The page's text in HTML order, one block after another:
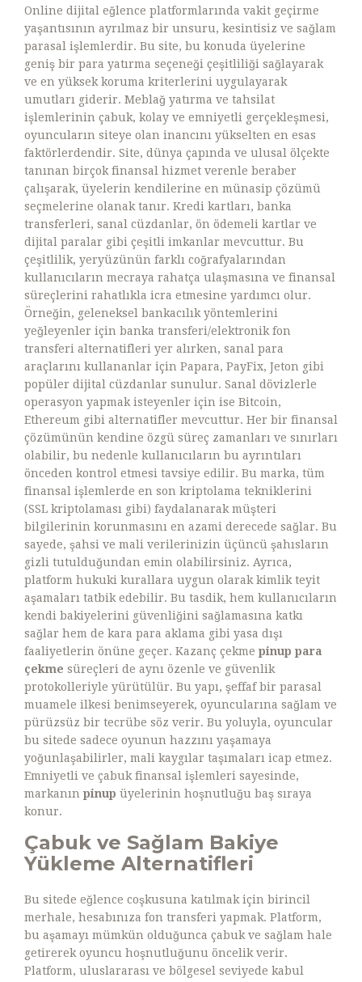
Online dijital eğlence platformlarında vakit geçirme
yaşantısının ayrılmaz bir unsuru, kesintisiz ve sağlam
parasal işlemlerdir. Bu site, bu konuda üyelerine
geniş bir para yatırma seçeneği çeşitliliği sağlayarak
ve en yüksek koruma kriterlerini uygulayarak
umutları giderir. Meblağ yatırma ve tahsilat
işlemlerinin çabuk, kolay ve emniyetli gerçekleşmesi,
oyuncuların siteye olan inancını yükselten en esas
faktörlerdendir. Site, dünya çapında ve ulusal ölçekte
tanınan birçok finansal hizmet verenle beraber
çalışarak, üyelerin kendilerine en münasip çözümü
seçmelerine olanak tanır. Kredi kartları, banka
transferleri, sanal cüzdanlar, ön ödemeli kartlar ve
dijital paralar gibi çeşitli imkanlar mevcuttur. Bu
çeşitlilik, yeryüzünün farklı coğrafyalarından
kullanıcıların mecraya rahatça ulaşmasına ve finansal
süreçlerini rahatlıkla icra etmesine yardımcı olur.
Örneğin, geleneksel bankacılık yöntemlerini
yeğleyenler için banka transferi/elektronik fon
transferi alternatifleri yer alırken, sanal para
araçlarını kullananlar için Papara, PayFix, Jeton gibi
popüler dijital cüzdanlar sunulur. Sanal dövizlerle
operasyon yapmak isteyenler için ise Bitcoin,
Ethereum gibi alternatifler mevcuttur. Her bir finansal
çözümünün kendine özgü süreç zamanları ve sınırları
olabilir, bu nedenle kullanıcıların bu ayrıntıları
önceden kontrol etmesi tavsiye edilir. Bu marka, tüm
finansal işlemlerde en son kriptolama tekniklerini
(SSL kriptolaması gibi) faydalanarak müşteri
bilgilerinin korunmasını en azami derecede sağlar. Bu
sayede, şahsi ve mali verilerinizin üçüncü şahısların
gizli tutulduğundan emin olabilirsiniz. Ayrıca,
platform hukuki kurallara uygun olarak kimlik teyit
aşamaları tatbik edebilir. Bu tasdik, hem kullanıcıların
kendi bakiyelerini güvenliğini sağlamasına katkı
sağlar hem de kara para aklama gibi yasa dışı
faaliyetlerin önüne geçer. Kazanç çekme pinup para
çekme süreçleri de aynı özenle ve güvenlik
protokolleriyle yürütülür. Bu yapı, şeffaf bir parasal
muamele ilkesi benimseyerek, oyuncularına sağlam ve
pürüzsüz bir tecrübe söz verir. Bu yoluyla, oyuncular
bu sitede sadece oyunun hazzını yaşamaya
yoğunlaşabilirler, mali kaygılar taşımaları icap etmez.
Emniyetli ve çabuk finansal işlemleri sayesinde,
markanın pinup üyelerinin hoşnutluğu baş sıraya
konur.
Çabuk ve Sağlam Bakiye
Yükleme Alternatifleri
Bu sitede eğlence coşkusuna katılmak için birincil
merhale, hesabınıza fon transferi yapmak. Platform,
bu aşamayı mümkün olduğunca çabuk ve sağlam hale
getirerek oyuncu hoşnutluğunu öncelik verir.
Platform, uluslararası ve bölgesel seviyede kabul